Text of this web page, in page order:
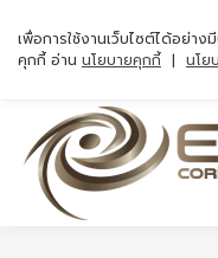
เพื่อการใช้งานเว็บไซต์ได้อย่าง
คุกกี้ อ่าน นโยบายคุกกี้ | นโย